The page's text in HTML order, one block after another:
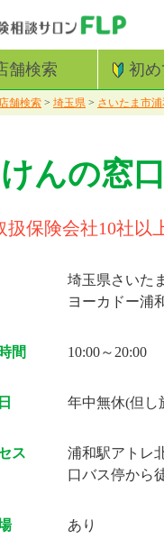
舗検索 初
店舗検索 > 埼玉県 > さいたま市浦
んの窓
扱保険会社10社以
埼玉県さいた
ヨーカドー
間 10:00～20:00
年中無休(但し
ス
浦和駅アトレ
口バス停から
あり